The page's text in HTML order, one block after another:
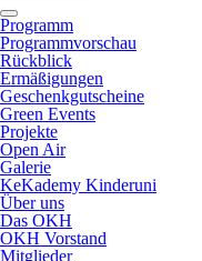
Programm
Programmvorschau
Rückblick
Ermäßigungen
Geschenkgutscheine
Green Events
Projekte
Open Air
Galerie
KeKademy Kinderuni
Über uns
Das OKH
OKH Vorstand
Mitglieder